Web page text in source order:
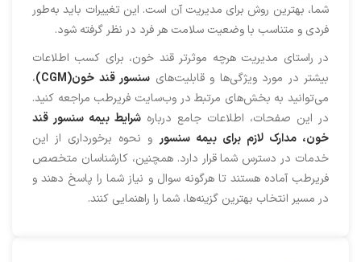
شما، بهترین روش برای مدیریت آن است. این تغییرات باید به‌طور
فردی و متناسب با وضعیت سلامت هر فرد در نظر گرفته شود.
در راستای مدیریت هرچه موثرتر قند خون، برای کسب اطلاعات
بیشتر در مورد ویژگی‌ها و قابلیت‌های سنسور قند خون(CGM)
،
می‌توانید به بخش‌های مرتبط در وب‌سایت فریرطب مراجعه کنید.
در این صفحات، اطلاعات جامع درباره شرایط بیمه سنسور قند
خون، مدارک لازم برای بیمه سنسور و نحوه برخورداری از این
خدمات در دسترس شما قرار دارد. همچنین، کارشناسان متخصص
فریرطب آماده هستند تا هرگونه سوال و نیاز شما را پاسخ دهند و
در مسیر انتخاب بهترین گزینه‌ها، شما را راهنمایی کنند.